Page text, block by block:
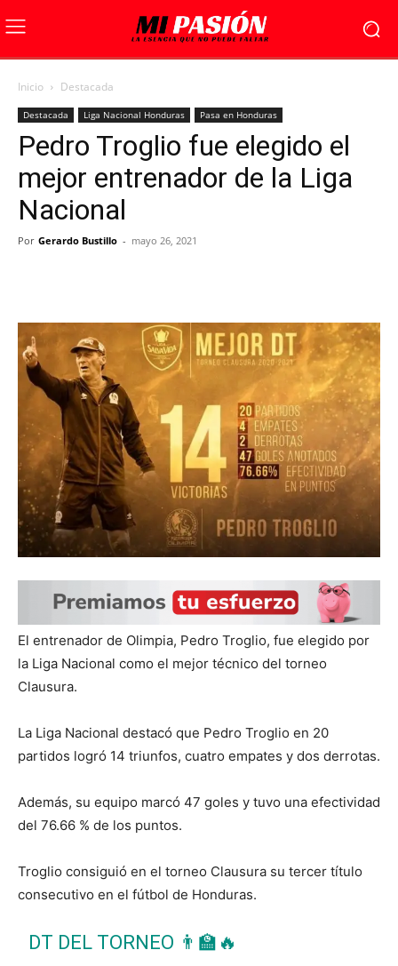
Inicio Destacada
Destacada Liga Nacional Honduras Pasa en Honduras
Pedro Troglio fue elegido el
mejor entrenador de la Liga
Nacional
Por Gerardo Bustillo - mayo 26, 2021
El entrenador de Olimpia, Pedro Troglio, fue elegido por
la Liga Nacional como el mejor técnico del torneo
Clausura.
La Liga Nacional destacó que Pedro Troglio en 20
partidos logró 14 triunfos, cuatro empates y dos derrotas.
Además, su equipo marcó 47 goles y tuvo una efectividad
del 76.66 % de los puntos.
Troglio consiguió en el torneo Clausura su tercer título
consecutivo en el fútbol de Honduras.
DT DEL TORNEO 👨‍🏫🔥